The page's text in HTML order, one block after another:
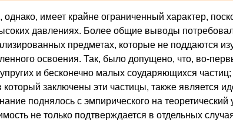
имеет крайне ограни­ченный характер,
давлениях. Более общие выводы
предметах, которые не поддаются
освоения. Так, было допуще­но, что, во-
и бесконечно малых соударяющихся частиц;
заключе­ны эти частицы, также является
поднялось с эмпирического на теоре­тический
не толь­ко подтверждается в отдельных